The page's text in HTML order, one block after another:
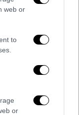
web or
to
or
ο
του, το
της
την κατοχή